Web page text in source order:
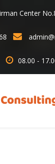
Center
08.00 -